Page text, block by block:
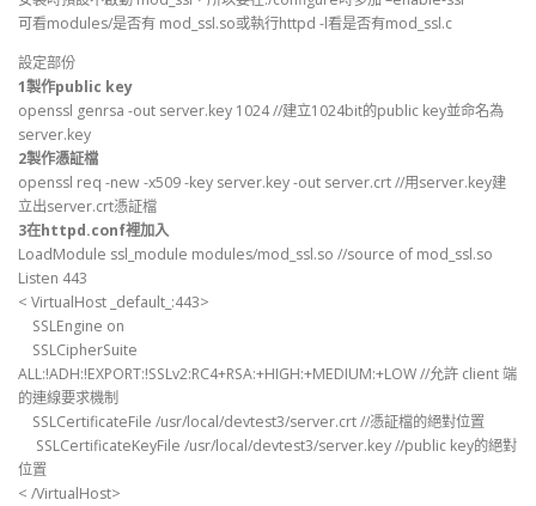
可看modules/是否有 mod_ssl.so或執行httpd -l看是否有mod_ssl.c
設定部份
1製作public key
openssl genrsa -out server.key 1024 //建立1024bit的public key並命名為
server.key
2製作憑証檔
openssl req -new -x509 -key server.key -out server.crt //用server.key建
立出server.crt憑証檔
3在httpd.conf裡加入
LoadModule ssl_module modules/mod_ssl.so //source of mod_ssl.so
Listen 443
< VirtualHost _default_:443>
SSLEngine on
SSLCipherSuite
ALL:!ADH:!EXPORT:!SSLv2:RC4+RSA:+HIGH:+MEDIUM:+LOW //允許 client 端
的連線要求機制
SSLCertificateFile /usr/local/devtest3/server.crt //憑証檔的絕對位置
SSLCertificateKeyFile /usr/local/devtest3/server.key //public key的絕對
位置
< /VirtualHost>